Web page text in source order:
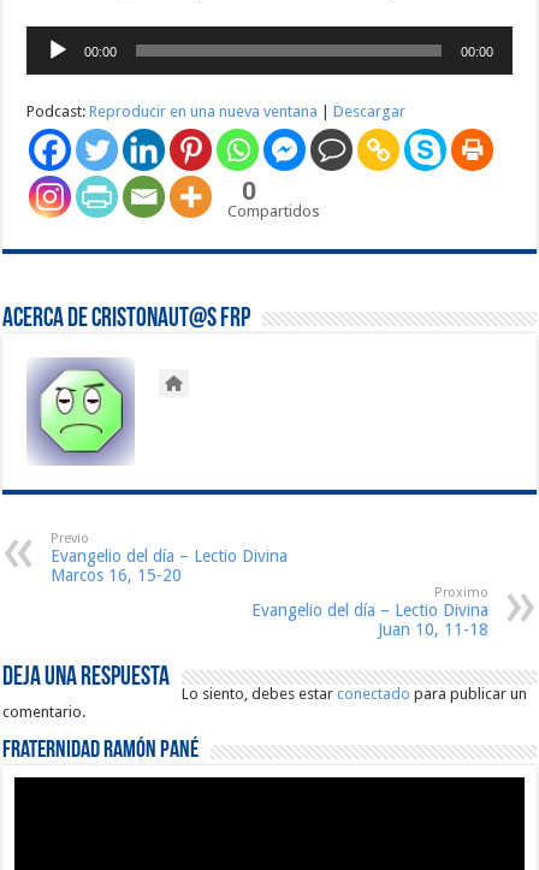
Reproductor
00:00 00:00
Podcast:Reproducir en una nueva ventana |Descargar
0
Compartidos
Acerca de Cristonaut@s FRP
Previo
Evangelio del día – Lectio Divina
Marcos 16, 15-20
Proximo
Evangelio del día – Lectio Divina
Juan 10, 11-18
Deja una respuesta
Lo siento, debes estarconectado para publicar un
comentario.
Fraternidad Ramón Pané